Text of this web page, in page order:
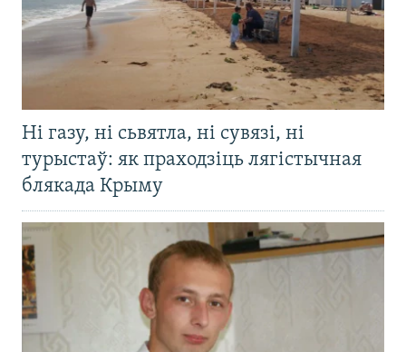
Ні газу, ні сьвятла, ні сувязі, ні
турыстаў: як праходзіць лягістычная
блякада Крыму